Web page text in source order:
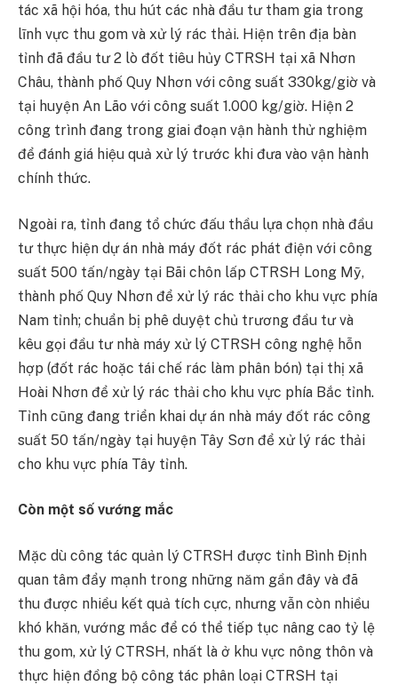
tác xã hội hóa, thu hút các nhà đầu tư tham gia trong
lĩnh vực thu gom và xử lý rác thải. Hiện trên địa bàn
tỉnh đã đầu tư 2 lò đốt tiêu hủy CTRSH tại xã Nhơn
Châu, thành phố Quy Nhơn với công suất 330kg/giờ và
tại huyện An Lão với công suất 1.000 kg/giờ. Hiện 2
công trình đang trong giai đoạn vận hành thử nghiệm
để đánh giá hiệu quả xử lý trước khi đưa vào vận hành
chính thức.
Ngoài ra, tỉnh đang tổ chức đấu thầu lựa chọn nhà đầu
tư thực hiện dự án nhà máy đốt rác phát điện với công
suất 500 tấn/ngày tại Bãi chôn lấp CTRSH Long Mỹ,
thành phố Quy Nhơn để xử lý rác thải cho khu vực phía
Nam tỉnh; chuẩn bị phê duyệt chủ trương đầu tư và
kêu gọi đầu tư nhà máy xử lý CTRSH công nghệ hỗn
hợp (đốt rác hoặc tái chế rác làm phân bón) tại thị xã
Hoài Nhơn để xử lý rác thải cho khu vực phía Bắc tỉnh.
Tỉnh cũng đang triển khai dự án nhà máy đốt rác công
suất 50 tấn/ngày tại huyện Tây Sơn để xử lý rác thải
cho khu vực phía Tây tỉnh.
Còn một số vướng mắc
Mặc dù công tác quản lý CTRSH được tỉnh Bình Định
quan tâm đẩy mạnh trong những năm gần đây và đã
thu được nhiều kết quả tích cực, nhưng vẫn còn nhiều
khó khăn, vướng mắc để có thể tiếp tục nâng cao tỷ lệ
thu gom, xử lý CTRSH, nhất là ở khu vực nông thôn và
thực hiện đồng bộ công tác phân loại CTRSH tại